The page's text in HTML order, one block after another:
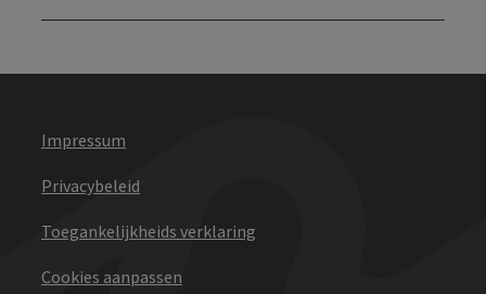
Impressum
Privacybeleid
Toegankelijkheids verklaring
Cookies aanpassen